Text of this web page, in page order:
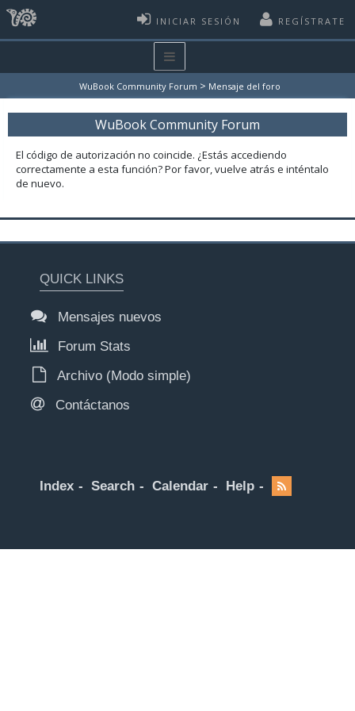
INICIAR SESIÓN REGÍSTRATE
WuBook Community Forum > Mensaje del foro
WuBook Community Forum
El código de autorización no coincide. ¿Estás accediendo
correctamente a esta función? Por favor, vuelve atrás e inténtalo
de nuevo.
QUICK LINKS
Mensajes nuevos
Forum Stats
Archivo (Modo simple)
Contáctanos
Index Search Calendar Help